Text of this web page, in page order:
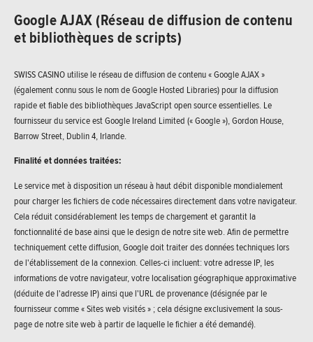
Google AJAX (Réseau de diffusion de contenu
et bibliothèques de scripts)
SWISS CASINO utilise le réseau de diffusion de contenu « Google AJAX »
(également connu sous le nom de Google Hosted Libraries) pour la diffusion
rapide et fiable des bibliothèques JavaScript open source essentielles. Le
fournisseur du service est Google Ireland Limited (« Google »), Gordon House,
Barrow Street, Dublin 4, Irlande.
Finalité et données traitées:
Le service met à disposition un réseau à haut débit disponible mondialement
pour charger les fichiers de code nécessaires directement dans votre navigateur.
Cela réduit considérablement les temps de chargement et garantit la
fonctionnalité de base ainsi que le design de notre site web. Afin de permettre
techniquement cette diffusion, Google doit traiter des données techniques lors
de l'établissement de la connexion. Celles-ci incluent: votre adresse IP, les
informations de votre navigateur, votre localisation géographique approximative
(déduite de l'adresse IP) ainsi que l'URL de provenance (désignée par le
fournisseur comme « Sites web visités » ; cela désigne exclusivement la sous-
page de notre site web à partir de laquelle le fichier a été demandé).